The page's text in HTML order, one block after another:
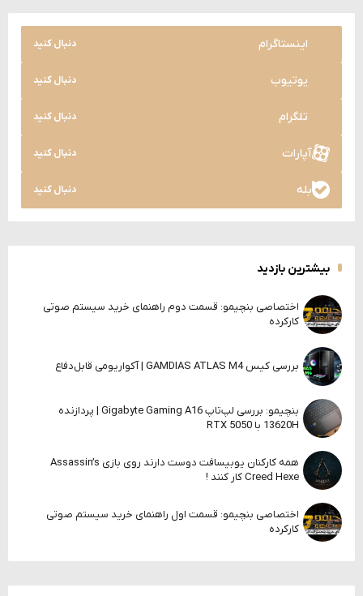
اینستاگرام دنبال کنید
یوتیوب دنبال کنید
تلگرام دنبال کنید
آپارات دنبال کنید
بله دنبال کنید
بیشترین بازدید
اختصاصی بنچیمو: قسمت دوم راهنمای خرید سیستم صوتی
کارکرده
بررسی کیس GAMDIAS ATLAS M4 | آکواریومی قابل‌دفاع
بنچیمو: بررسی لپ‌تاپ Gigabyte Gaming A16 | پردازنده
13620H با RTX 5050
همه کارکنان یوبیسافت دوست دارند روی بازی Assassin’s
Creed Hexe کار کنند !
اختصاصی بنچیمو: قسمت اول راهنمای خرید سیستم صوتی
کارکرده